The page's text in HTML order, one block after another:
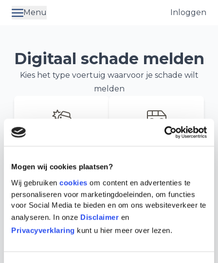
Mogen wij cookies plaatsen?
Wij gebruiken cookies om content en advertenties te
personaliseren voor marketingdoeleinden, om functies
voor Social Media te bieden en om ons websiteverkeer te
analyseren. In onze Disclaimer en
Privacyverklaring kunt u hier meer over lezen.
Menu Inloggen
Digitaal schade melden
Kies het type voertuig waarvoor je schade wilt
melden
Direct online melden
Bedrijfswagen
Direct online melden
Oldtimer
Neem contact met ons op